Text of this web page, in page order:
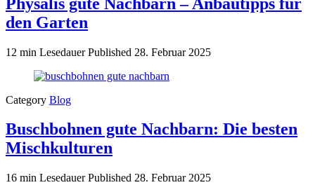
den Garten
12 min LesedauerPublished 28. Februar 2025
Category Blog
Buschbohnen gute Nachbarn: Die besten
Mischkulturen
16 min LesedauerPublished 28. Februar 2025